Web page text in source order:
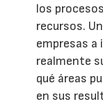
los
recursos.
empresas
realmente
qué áreas
en sus